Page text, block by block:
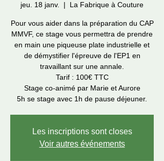
jeu. 18 janv.
  |
La Fabrique à Couture
Pour vous aider dans la préparation du CAP
MMVF, ce stage vous permettra de prendre
en main une piqueuse plate industrielle et
de démystifier l'épreuve de l'EP1 en
travaillant sur une annale.
Tarif : 100€ TTC
Stage co-animé par Marie et Aurore
5h se stage avec 1h de pause déjeuner.
Les inscriptions sont closes
Voir autres événements